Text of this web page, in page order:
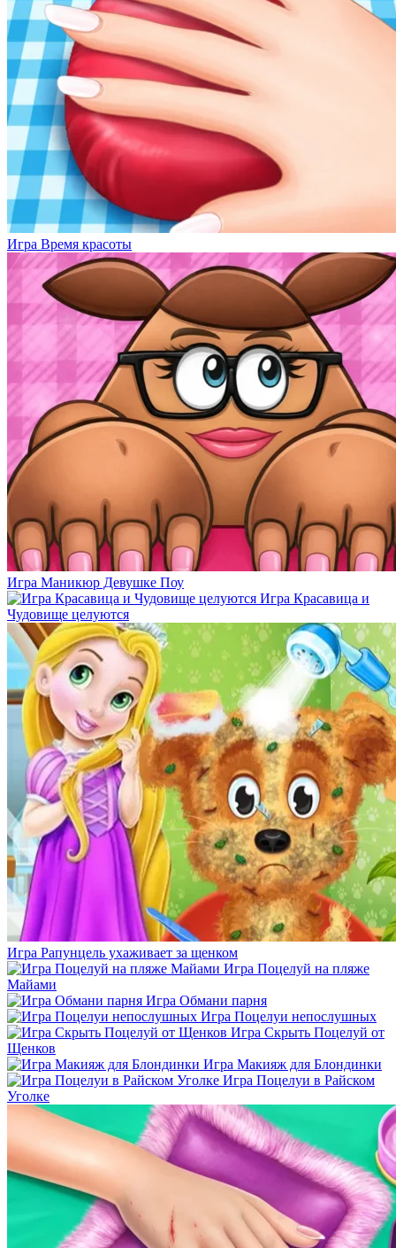
Игра Время красоты
Игра Маникюр Девушке Поу
Игра Красавица и
Чудовище целуются
Игра Рапунцель ухаживает за щенком
Игра Поцелуй на пляже
Майами
Игра Обмани парня
Игра Поцелуи непослушных
Игра Скрыть Поцелуй от
Щенков
Игра Макияж для Блондинки
Игра Поцелуи в Райском
Уголке